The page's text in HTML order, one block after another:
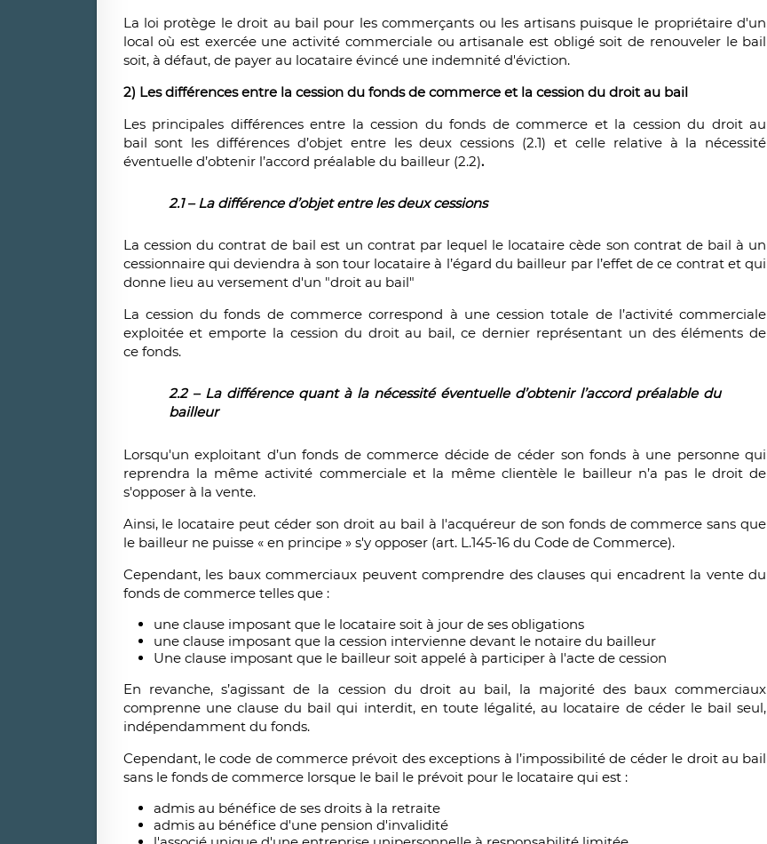
La loi protège le droit au bail pour les commerçants ou les artisans puisque le propriétaire d'un
local où est exercée une activité commerciale ou artisanale est obligé soit de renouveler le bail
soit, à défaut, de payer au locataire évincé une indemnité d'éviction.
2) Les différences entre la cession du fonds de commerce et la cession du droit au bail
Les principales différences entre la cession du fonds de commerce et la cession du droit au
bail sont les différences d’objet entre les deux cessions (2.1) et celle relative à la nécessité
éventuelle d’obtenir l’accord préalable du bailleur (2.2).
2.1 – La différence d’objet entre les deux cessions
La cession du contrat de bail est un contrat par lequel le locataire cède son contrat de bail à un
cessionnaire qui deviendra à son tour locataire à l’égard du bailleur par l’effet de ce contrat et qui
donne lieu au versement d'un "droit au bail"
La cession du fonds de commerce correspond à une cession totale de l’activité commerciale
exploitée et emporte la cession du droit au bail, ce dernier représentant un des éléments de
ce fonds.
2.2 – La différence quant à la nécessité éventuelle d’obtenir l’accord préalable du
bailleur
Lorsqu'un exploitant d’un fonds de commerce décide de céder son fonds à une personne qui
reprendra la même activité commerciale et la même clientèle le bailleur n’a pas le droit de
s'opposer à la vente.
Ainsi, le locataire peut céder son droit au bail à l'acquéreur de son fonds de commerce sans que
le bailleur ne puisse « en principe » s'y opposer (art. L.145-16 du Code de Commerce).
Cependant, les baux commerciaux peuvent comprendre des clauses qui encadrent la vente du
fonds de commerce telles que :
une clause imposant que le locataire soit à jour de ses obligations
une clause imposant que la cession intervienne devant le notaire du bailleur
Une clause imposant que le bailleur soit appelé à participer à l'acte de cession
En revanche, s’agissant de la cession du droit au bail, la majorité des baux commerciaux
comprenne une clause du bail qui interdit, en toute légalité, au locataire de céder le bail seul,
indépendamment du fonds.
Cependant, le code de commerce prévoit des exceptions à l’impossibilité de céder le droit au bail
sans le fonds de commerce lorsque le bail le prévoit pour le locataire qui est :
admis au bénéfice de ses droits à la retraite
admis au bénéfice d'une pension d'invalidité